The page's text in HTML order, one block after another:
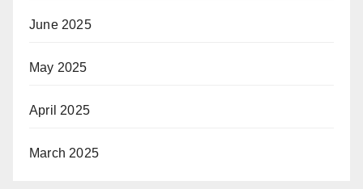
June 2025
May 2025
April 2025
March 2025